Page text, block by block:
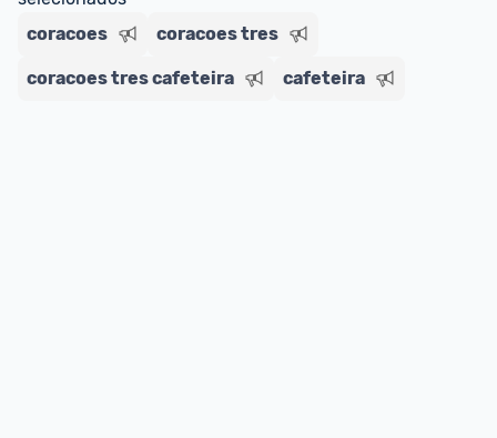
coracoes
coracoes tres
coracoes tres cafeteira cafeteira